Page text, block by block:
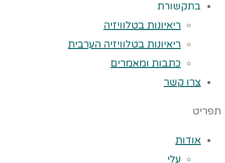
בתקשורת
ריאיונות בטלוויזיה
ריאיונות בטלוויזיה הערבית
כתבות ומאמרים
צרו קשר
תפריט
אודות
עלי